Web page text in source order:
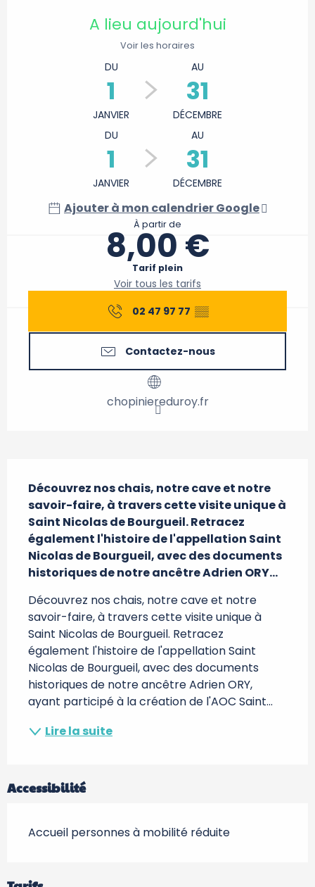
A lieu aujourd'hui
Voir les horaires
DU
1
JANVIER
AU
31
DÉCEMBRE
DU
1
JANVIER
AU
31
DÉCEMBRE
Ajouter à mon calendrier Google
À partir de
8,00 €
Tarif plein
Voir tous les tarifs
02 47 97 77 ▒▒
Contactez-nous
chopiniereduroy.fr
Découvrez nos chais, notre cave et notre
savoir-faire, à travers cette visite unique à
Saint Nicolas de Bourgueil. Retracez
également l'histoire de l'appellation Saint
Nicolas de Bourgueil, avec des documents
historiques de notre ancêtre Adrien ORY...
Découvrez nos chais, notre cave et notre
savoir-faire, à travers cette visite unique à
Saint Nicolas de Bourgueil. Retracez
également l'histoire de l'appellation Saint
Nicolas de Bourgueil, avec des documents
historiques de notre ancêtre Adrien ORY,
ayant participé à la création de l'AOC Saint...
Lire la suite
Accessibilité
Accueil personnes à mobilité réduite